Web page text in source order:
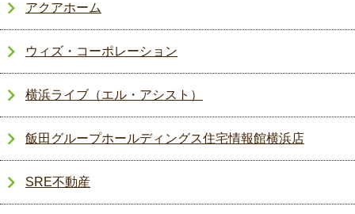
アクアホーム
ウィズ・コーポレーション
横浜ライブ（エル・アシスト）
飯田グループホールディングス住宅情報館横浜店
SRE不動産